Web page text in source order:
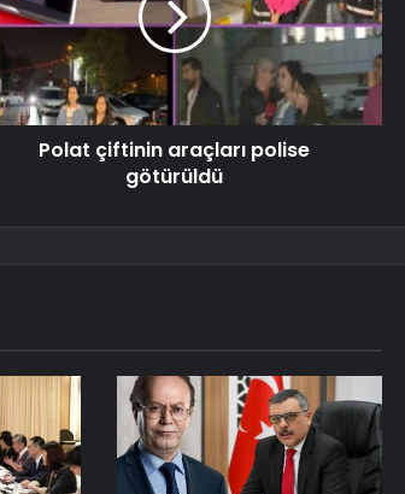
Polat çiftinin araçları polise
götürüldü